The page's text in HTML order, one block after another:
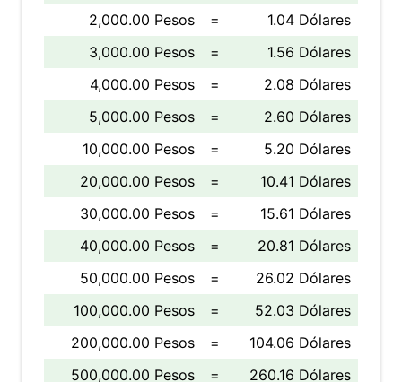
2,000.00 Pesos
=
1.04 Dólares
3,000.00 Pesos
=
1.56 Dólares
4,000.00 Pesos
=
2.08 Dólares
5,000.00 Pesos
=
2.60 Dólares
10,000.00 Pesos
=
5.20 Dólares
20,000.00 Pesos
=
10.41 Dólares
30,000.00 Pesos
=
15.61 Dólares
40,000.00 Pesos
=
20.81 Dólares
50,000.00 Pesos
=
26.02 Dólares
100,000.00 Pesos
=
52.03 Dólares
200,000.00 Pesos
=
104.06 Dólares
500,000.00 Pesos
= 260.16 Dólares